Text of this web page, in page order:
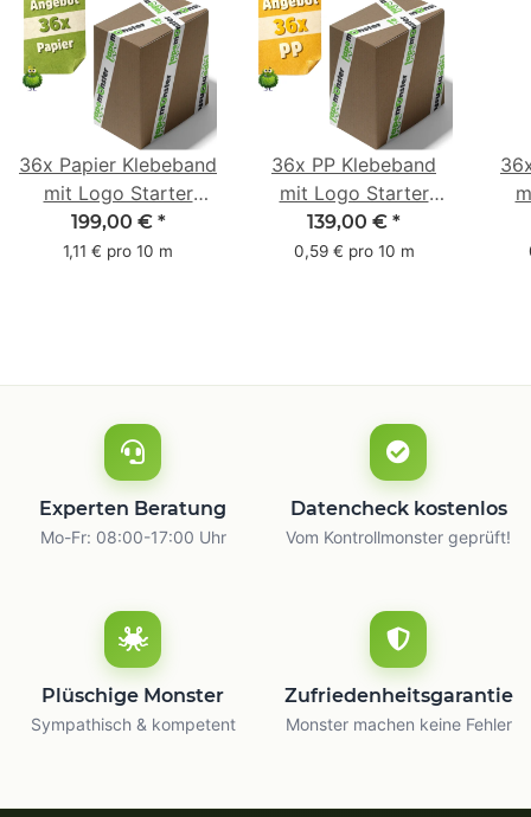
36x Papier Klebeband
mit Logo Starter
Pack - 1-farbig- 50
mm x 50 m - mit
199,00 € *
1,11 € pro 10 m
36x PP Klebeband
mit Logo Starter
Pack - 1-farbig- 48
mm x 66 m
139,00 € *
0,59 € pro 10 m
Experten Beratung
Mo-Fr: 08:00-17:00 Uhr
Datencheck kostenlos
Vom Kontrollmonster geprüft!
Plüschige Monster
Sympathisch & kompetent
Zufriedenheitsgarantie
Monster machen keine Fehler